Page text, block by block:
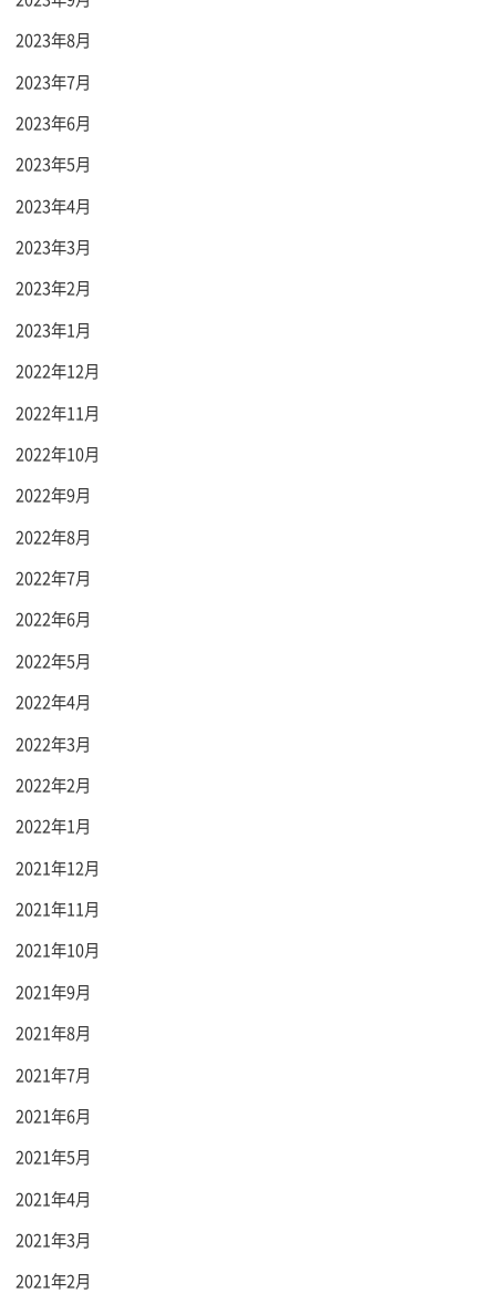
2023年8月
2023年7月
2023年6月
2023年5月
2023年4月
2023年3月
2023年2月
2023年1月
2022年12月
2022年11月
2022年10月
2022年9月
2022年8月
2022年7月
2022年6月
2022年5月
2022年4月
2022年3月
2022年2月
2022年1月
2021年12月
2021年11月
2021年10月
2021年9月
2021年8月
2021年7月
2021年6月
2021年5月
2021年4月
2021年3月
2021年2月